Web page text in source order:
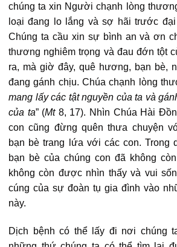
chúng ta xin Người chạnh lòng
loại đang lo lắng và sợ hãi trước đại
Chúng ta cầu xin sự bình an và ơn
thương nghiêm trọng và đau đớn tột
ra, mà giờ đây, quê hương, bạn bè,
đang gánh chịu. Chúa chạnh lòng
mang lấy các tật nguyền của ta và
của ta” (Mt8, 17). Nhìn Chúa Hài
con cũng đừng quên thưa chuyện
bạn bè trang lứa với các con. Trong
bạn bè của chúng con đã không
không còn được nhìn thấy và vui
cúng của sự đoàn tụ gia đình vào
này.
Dịch bệnh có thể lấy đi nơi chúng